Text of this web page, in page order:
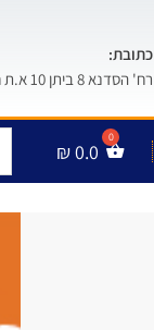
כתובת:
רח' הסדנא 8 ביתן 10 א.ת חולון
₪0.0